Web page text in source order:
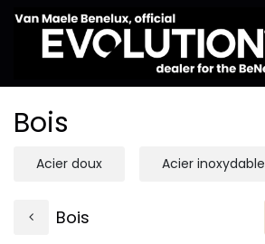
Bois
Acier doux Acier inoxydable
Bois